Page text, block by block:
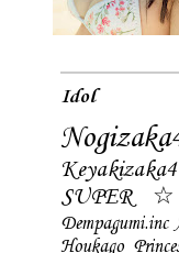
Idol
Dempagumi.inc
Houkago